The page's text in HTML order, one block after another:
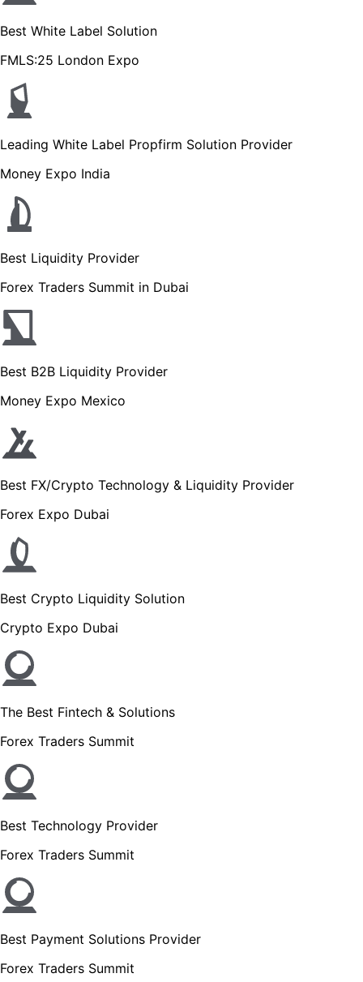
Best White Label Solution
FMLS:25 London Expo
Leading White Label Propfirm Solution Provider
Money Expo India
Best Liquidity Provider
Forex Traders Summit in Dubai
Best B2B Liquidity Provider
Money Expo Mexico
Best FX/Crypto Technology & Liquidity Provider
Forex Expo Dubai
Best Crypto Liquidity Solution
Crypto Expo Dubai
The Best Fintech & Solutions
Forex Traders Summit
Best Technology Provider
Forex Traders Summit
Best Payment Solutions Provider
Forex Traders Summit